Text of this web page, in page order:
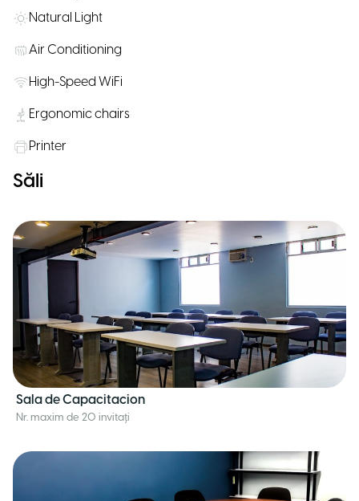
Natural Light
Air Conditioning
High-Speed WiFi
Ergonomic chairs
Printer
Săli
Sala de Capacitacion
Nr. maxim de 20 invitați